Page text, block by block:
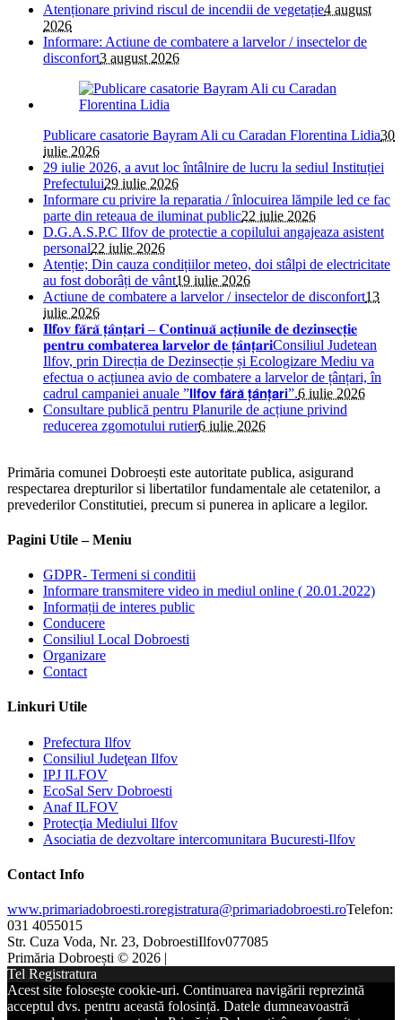
Atenționare privind riscul de incendii de vegetație4 august
2026
Informare: Actiune de combatere a larvelor / insectelor de
disconfort3 august 2026
Publicare casatorie Bayram Ali cu Caradan Florentina Lidia30
iulie 2026
29 iulie 2026, a avut loc întâlnire de lucru la sediul Instituției
Prefectului29 iulie 2026
Informare cu privire la reparatia / înlocuirea lămpile led ce fac
parte din reteaua de iluminat public22 iulie 2026
D.G.A.S.P.C Ilfov de protectie a copilului angajeaza asistent
personal22 iulie 2026
Atenție; Din cauza condițiilor meteo, doi stâlpi de electricitate
au fost doborâți de vânt19 iulie 2026
Actiune de combatere a larvelor / insectelor de disconfort13
iulie 2026
𝐈𝐥𝐟𝐨𝐯 𝐟𝐚̆𝐫𝐚̆ 𝐭̦𝐚̂𝐧𝐭̦𝐚𝐫𝐢 – 𝐂𝐨𝐧𝐭𝐢𝐧𝐮𝐚̆ 𝐚𝐜𝐭̦𝐢𝐮𝐧𝐢𝐥𝐞 𝐝𝐞 𝐝𝐞𝐳𝐢𝐧𝐬𝐞𝐜𝐭̦𝐢𝐞
𝐩𝐞𝐧𝐭𝐫𝐮 𝐜𝐨𝐦𝐛𝐚𝐭𝐞𝐫𝐞𝐚 𝐥𝐚𝐫𝐯𝐞𝐥𝐨𝐫 𝐝𝐞 𝐭̦𝐚̂𝐧𝐭̦𝐚𝐫𝐢Consiliul Judetean
Ilfov, prin Direcția de Dezinsecție și Ecologizare Mediu va
efectua o acțiunea avio de combatere a larvelor de țânțari, în
cadrul campaniei anuale ”𝗜𝗹𝗳𝗼𝘃 𝗳𝗮̆𝗿𝗮̆ 𝘁̦𝗮̂𝗻𝘁̦𝗮𝗿𝗶”.6 iulie 2026
Consultare publică pentru Planurile de acțiune privind
reducerea zgomotului rutier6 iulie 2026
Primăria comunei Dobroești este autoritate publica, asigurand
respectarea drepturilor si libertatilor fundamentale ale cetatenilor, a
prevederilor Constitutiei, precum si punerea in aplicare a legilor.
Pagini Utile – Meniu
GDPR- Termeni si conditii
Informare transmitere video in mediul online ( 20.01.2022)
Informații de interes public
Conducere
Consiliul Local Dobroesti
Organizare
Contact
Linkuri Utile
Prefectura Ilfov
Consiliul Judeţean Ilfov
IPJ ILFOV
EcoSal Serv Dobroesti
Anaf ILFOV
Protecţia Mediului Ilfov
Asociatia de dezvoltare intercomunitara Bucuresti-Ilfov
Contact Info
www.primariadobroesti.roregistratura@primariadobroesti.roTelefon:
031 4055015
Str. Cuza Voda, Nr. 23, DobroestiIlfov077085
Primăria Dobroești © 2026 |
Tel Registratura
Acest site folosește cookie-uri. Continuarea navigării reprezintă
acceptul dvs. pentru această folosință. Datele dumneavoastră